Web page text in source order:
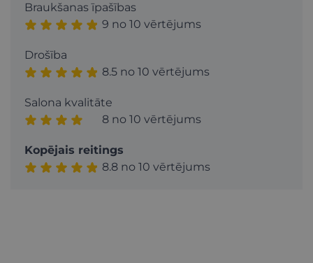
Braukšanas īpašības
9 no 10 vērtējums
Drošība
8.5 no 10 vērtējums
Salona kvalitāte
8 no 10 vērtējums
Kopējais reitings
8.8 no 10 vērtējums